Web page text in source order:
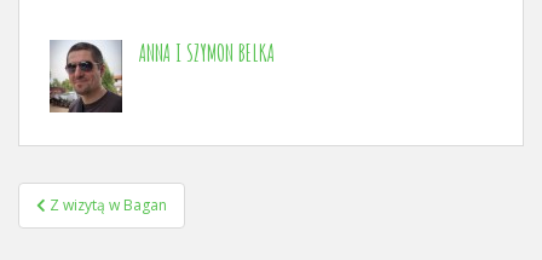
ANNA I SZYMON BELKA
NAWIGACJA
Z wizytą w Bagan